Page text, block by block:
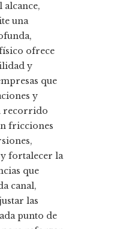
una
ofrece
y
que
y
recorrido
fricciones
fortalecer la
que
canal,
las
punto de